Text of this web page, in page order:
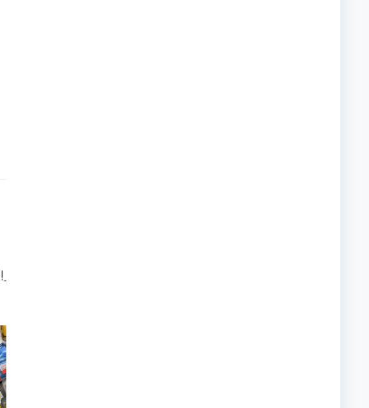
行動電源機身已標示「10000mAh」，卻仍被要求當場
暑，冬瓜仲有好多鮮為人知嘅好處：減肥、消水腫、降血
｣ 長時間對住電腦､剪片寫稿,成日覺得眼睛乾澀､腦袋好似｢斷